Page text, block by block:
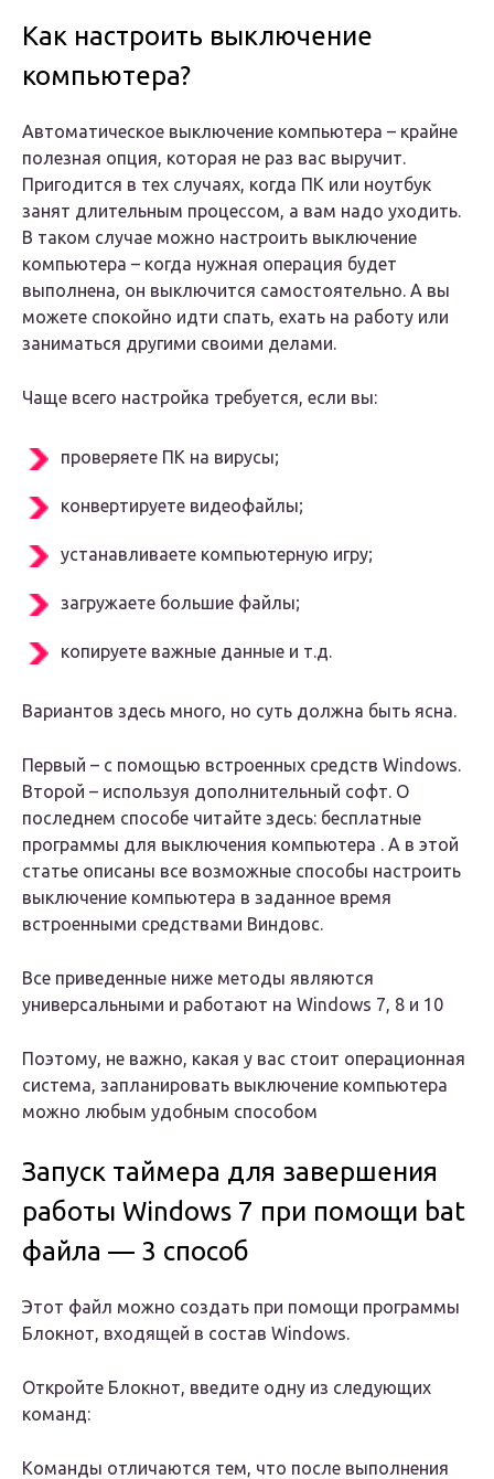
Как настроить выключение
компьютера?
Автоматическое выключение компьютера – крайне
полезная опция, которая не раз вас выручит.
Пригодится в тех случаях, когда ПК или ноутбук
занят длительным процессом, а вам надо уходить.
В таком случае можно настроить выключение
компьютера – когда нужная операция будет
выполнена, он выключится самостоятельно. А вы
можете спокойно идти спать, ехать на работу или
заниматься другими своими делами.
Чаще всего настройка требуется, если вы:
проверяете ПК на вирусы;
конвертируете видеофайлы;
устанавливаете компьютерную игру;
загружаете большие файлы;
копируете важные данные и т.д.
Вариантов здесь много, но суть должна быть ясна.
Первый – с помощью встроенных средств Windows.
Второй – используя дополнительный софт. О
последнем способе читайте здесь: бесплатные
программы для выключения компьютера . А в этой
статье описаны все возможные способы настроить
выключение компьютера в заданное время
встроенными средствами Виндовс.
Все приведенные ниже методы являются
универсальными и работают на Windows 7, 8 и 10
Поэтому, не важно, какая у вас стоит операционная
система, запланировать выключение компьютера
можно любым удобным способом
Запуск таймера для завершения
работы Windows 7 при помощи bat
файла — 3 способ
Этот файл можно создать при помощи программы
Блокнот, входящей в состав Windows.
Откройте Блокнот, введите одну из следующих
команд:
Команды отличаются тем, что после выполнения